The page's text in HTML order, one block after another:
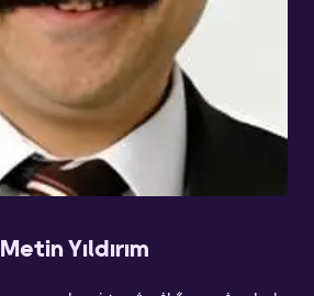
Metin Yıldırım